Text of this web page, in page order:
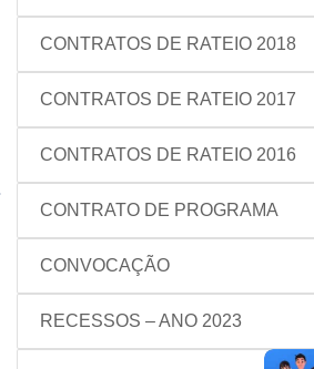
CONTRATOS DE RATEIO 2018
CONTRATOS DE RATEIO 2017
CONTRATOS DE RATEIO 2016
CONTRATO DE PROGRAMA
CONVOCAÇÃO
RECESSOS – ANO 2023